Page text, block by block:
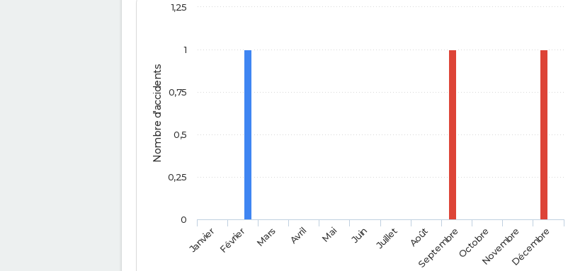
Nombre d'accidents
JanvierFévrier Mars Avril Mai Juin Juillet Août
SeptembreOctobreNovembreDécembre
0
1
0,25
0,5
0,75
1,25